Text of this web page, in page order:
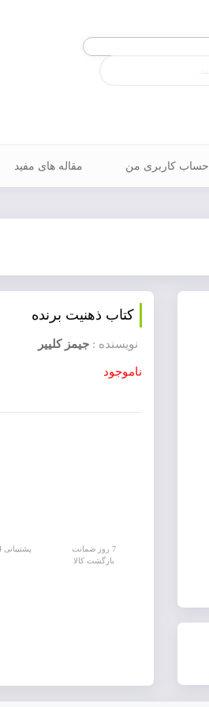
حساب کاربری من مقاله های مفید
کتاب ذهنیت برنده
نویسنده :جیمز کلییر
ناموجود
7 روز ضمانت
بازگشت کالا
پشتیبانی 24 ساعته